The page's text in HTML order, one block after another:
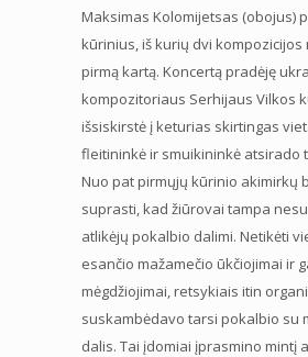
Maksimas Kolomijetsas (obojus)
kūrinius, iš kurių dvi kompozicijos
pirmą kartą. Koncertą pradėję
kompozitoriaus Serhijaus Vilkos
išsiskirstė į keturias skirtingas
fleitininkė ir smuikininkė atsirado
Nuo pat pirmųjų kūrinio akimirkų
suprasti, kad žiūrovai tampa
atlikėjų pokalbio dalimi. Netikėti
esančio mažamečio ūkčiojimai ir
mėgdžiojimai, retsykiais itin
suskambėdavo tarsi pokalbio su
dalis. Tai įdomiai įprasmino mintį